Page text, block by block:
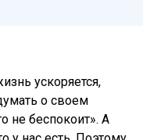
ускоряется,
о своем
не беспокоит». А